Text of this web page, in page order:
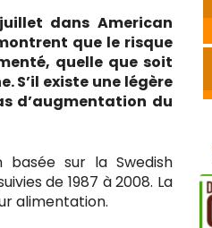
dans American
que le risque
quelle que soit
S’il existe une légère
d’augmentation du
sur la Swedish
de 1987 à 2008. La
alimentation.